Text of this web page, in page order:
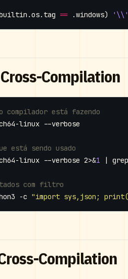
.os. tag == .windows) '\\'
Compilation
compilador está fazendo
está sendo usado
linux --verbose 2>&1 |
com filtro
-c "import sys,json;
Compilation